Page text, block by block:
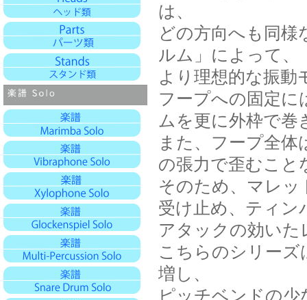
は、
どの方向へも同
ルム」によって、
より理想的な振動
フープへの固定に
ムを更に外枠で巻
また、フープ全
の張力で歪むこと
そのため、マレ
受け止め、ティン
アタックの効い
こちらのシリー
増し、
ピッチベンドの